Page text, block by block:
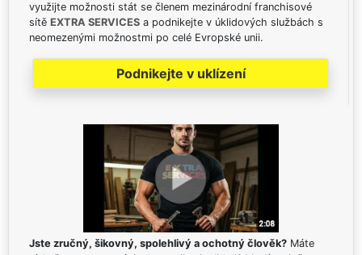
využijte možnosti stát se členem mezinárodní franchisové
sítě EXTRA SERVICES a podnikejte v úklidových službách s
neomezenými možnostmi po celé Evropské unii.
Podnikejte v uklízení
Jste zručný, šikovný, spolehlivý a ochotný člověk? Máte